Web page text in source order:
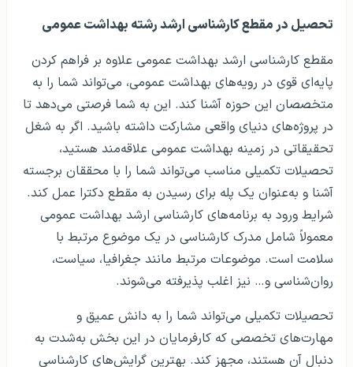
تحصیل در مقطع کارشناسی ارشد رشته بهداشت عمومی
مقطع کارشناسی ارشد بهداشت عمومی علاوه بر فراهم کردن
پایه‌ای قوی در رویه‌های بهداشت عمومی، می‌تواند شما را به
متخصصان این حوزه آشنا کند. این به شما فرصتی می‌دهد تا
در پروژه‌های دنیای واقعی مشارکت داشته باشید. اگر به شغل
تحقیقاتی در زمینه بهداشت عمومی علاقه‌مند هستید،
تحصیلات تکمیلی مناسب می‌تواند شما را با محققان برجسته
آشنا و به‌عنوان یک پله برای رسیدن به مقطع دکترا عمل کند.
شرایط ورود به برنامه‌های کارشناسی ارشد بهداشت عمومی
معمولاً شامل مدرک کارشناسی در یک موضوع مرتبط با
سلامت است. موضوعات مرتبط مانند جغرافیا، سیاست،
روان‌شناسی و… نیز اغلب پذیرفته می‌شوند.
تحصیلات تکمیلی می‌تواند شما را به دانش عمیق و
مهارت‌های تخصصی که کارفرمایان در این بخش به‌شدت به
دنبال آن هستند، مجهز کند. بهترین گرایش‌های کارشناسی